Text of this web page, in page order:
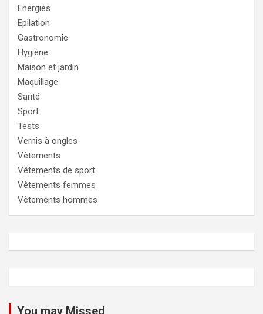
Energies
Epilation
Gastronomie
Hygiène
Maison et jardin
Maquillage
Santé
Sport
Tests
Vernis à ongles
Vêtements
Vêtements de sport
Vêtements femmes
Vêtements hommes
You may Missed